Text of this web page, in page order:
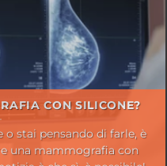
CON SILICONE?
stai pensando di farle, è
una mammografia con